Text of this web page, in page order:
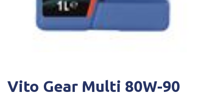
Vito Gear Multi 80W-90